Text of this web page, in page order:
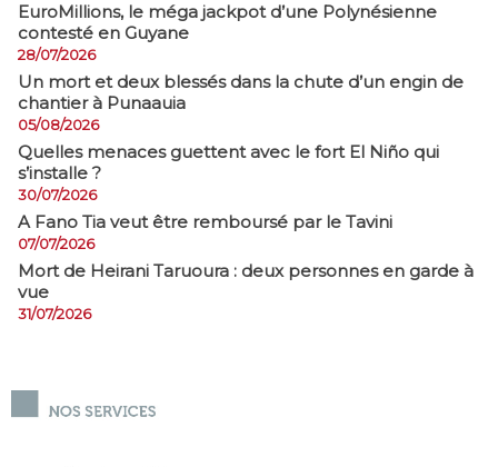
EuroMillions, ​le méga jackpot d’une Polynésienne
contesté en Guyane
28/07/2026
​Un mort et deux blessés dans la chute d’un engin de
chantier à Punaauia
05/08/2026
Quelles menaces guettent avec le fort El Niño qui
s’installe ?
30/07/2026
A Fano Tia veut être remboursé par le Tavini
07/07/2026
Mort de Heirani Taruoura : deux personnes en garde à
vue
31/07/2026